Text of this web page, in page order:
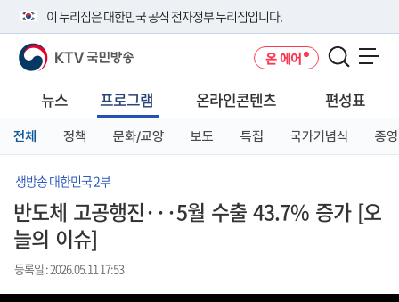
이 누리집은 대한민국 공식 전자정부 누리집입니다.
공식 누리집 주소 확인하기
니다.
이밖에 or.kr 또는 .kr등 다른 도메인 주소를 사용하고 있다면 아래 URL에
서 도메인 주소를 확인해 보세요
KTV 국민방송 온 에어
뉴스 프로그램 온라인콘텐츠 편성표
전체 정책 문화/교양 보도 특집 국가기념식 종영
생방송 대한민국 2부
반도체 고공행진···5월 수출 43.7% 증가 [오
늘의 이슈]
등록일 : 2026.05.11 17:53